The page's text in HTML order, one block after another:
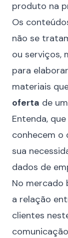
produto na
Os
não se
ou serviços,
para
materiais
oferta de
Entenda,
conhecem o
sua
dados de
No mercado
a relação
clientes